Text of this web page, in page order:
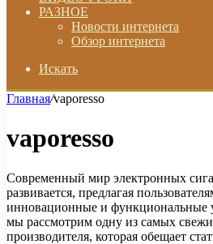
РАЗНОЕ
Новости интернета
Обзор интернета
Искать
Главная/vaporesso
vaporesso
Современный мир электронных
развивается, предлагая
инновационные и функциональные
мы рассмотрим одну из самых
производителя, которая обещает